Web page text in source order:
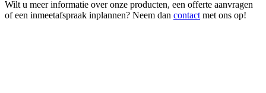
Wilt u meer informatie over onze producten, een offerte aanvragen
of een inmeetafspraak inplannen? Neem dan contact met ons op!